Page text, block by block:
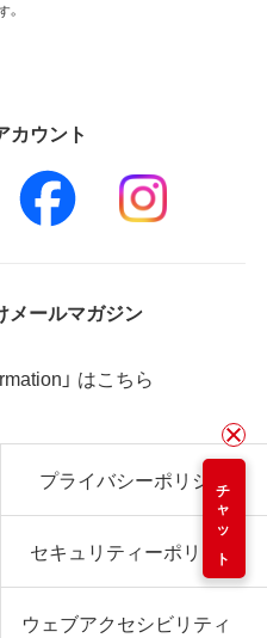
チャット
。
カウント
メールマガジン
」 はこちら
プライバシーポリシー
セキュリティーポリシー
ウェブアクセシビリティ